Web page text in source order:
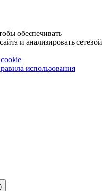
обеспечивать
и анализировать сетевой
использования